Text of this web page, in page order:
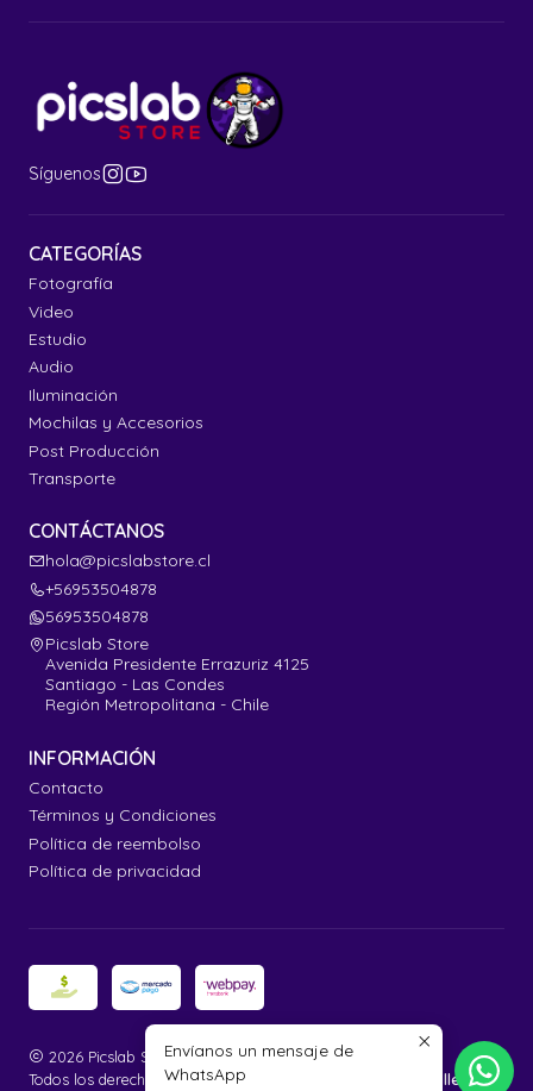
Síguenos
CATEGORÍAS
Fotografía
Video
Estudio
Audio
Iluminación
Mochilas y Accesorios
Post Producción
Transporte
CONTÁCTANOS
hola@picslabstore.cl
+56953504878
56953504878
Picslab Store
Avenida Presidente Errazuriz 4125
Santiago - Las Condes
Región Metropolitana - Chile
INFORMACIÓN
Contacto
Términos y Condiciones
Política de reembolso
Política de privacidad
2026 Picslab Store.
Todos los derechos reservados.
Desarrollado por Jumpseller .
Envíanos un mensaje de
WhatsApp